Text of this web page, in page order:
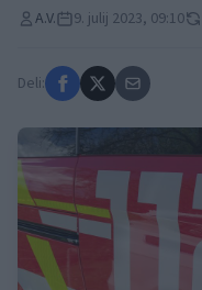
A.V. 9. julij 2023, 09:10
Deli: